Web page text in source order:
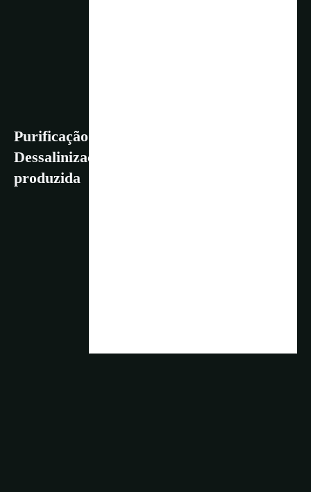
Purificação da Água Salgada. Usinas de
Dessalinização. Como a água potável é
produzida